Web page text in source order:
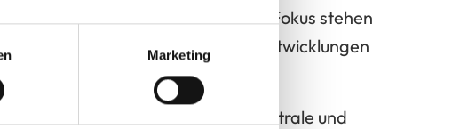
Marketing
des BLICKPUNKTs wider: Im Fokus stehen
und ein Blick auf die positiven Entwicklungen
die Reha C, die neue Technikzentrale und